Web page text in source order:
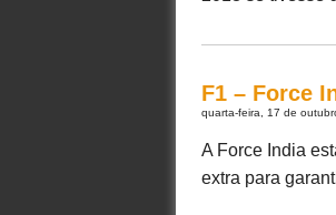
F1 – Force
quarta-feira, 17 de
A Force India
extra para